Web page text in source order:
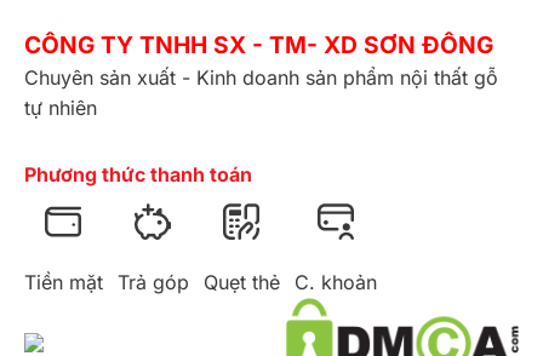
CÔNG TY TNHH SX - TM- XD SƠN ĐÔNG
Chuyên sản xuất - Kinh doanh sản phẩm nội thất gỗ
tự nhiên
Phương thức thanh toán
Tiền mặt Trả góp Quẹt thẻ C. khoản